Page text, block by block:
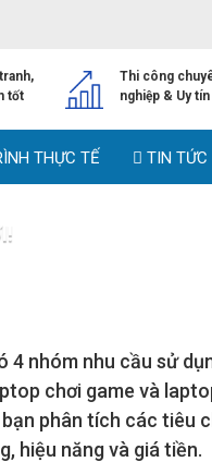
tốt
Thi công
nghiệp & Uy tín
THỰC TẾ TIN TỨC
nhóm nhu cầu sử
chơi game và
phân tích các tiêu
hiệu năng và giá tiền.